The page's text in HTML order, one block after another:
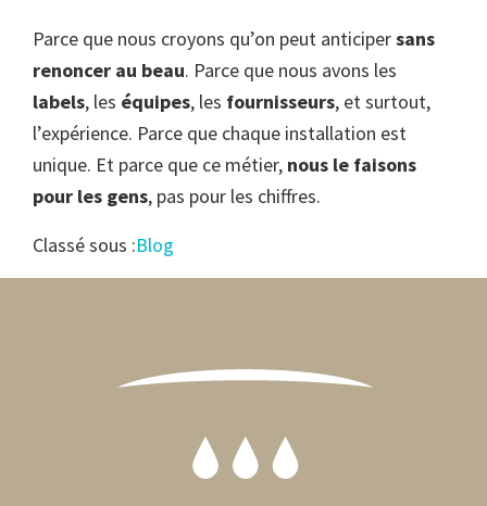
Parce que nous croyons qu’on peut anticipersans
renoncer au beau. Parce que nous avons les
labels, les équipes, les fournisseurs, et surtout,
l’expérience. Parce que chaque installation est
unique. Et parce que ce métier, nous le faisons
pour les gens, pas pour les chiffres.
Classé sous :Blog